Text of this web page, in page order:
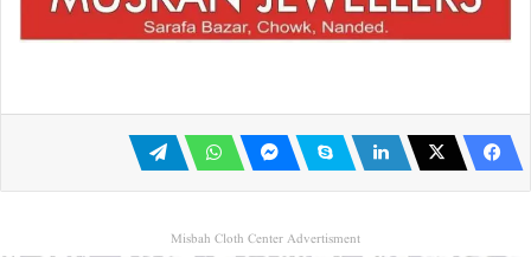
Misbah Cloth Center Advertisment